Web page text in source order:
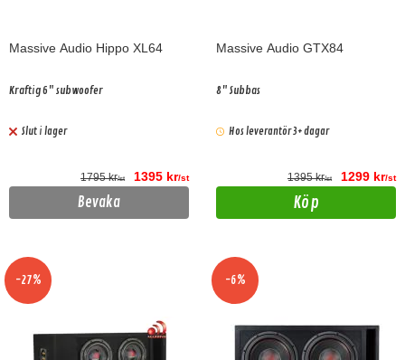
Massive Audio Hippo XL64
Kraftig 6" subwoofer
Slut i lager
1795 kr/st 1395 kr/st
Bevaka
Massive Audio GTX84
8" Subbas
Hos leverantör 3+ dagar
1395 kr/st 1299 kr/st
Köp
-27% -6%